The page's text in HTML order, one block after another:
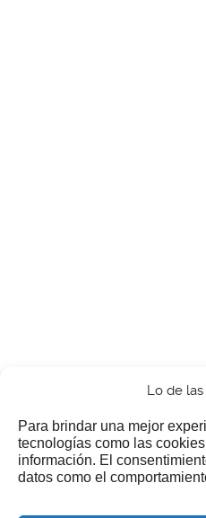
Lo de
Para brindar una mejor
tecnologías como las
información. El
datos como el
¿Nos invitas a un